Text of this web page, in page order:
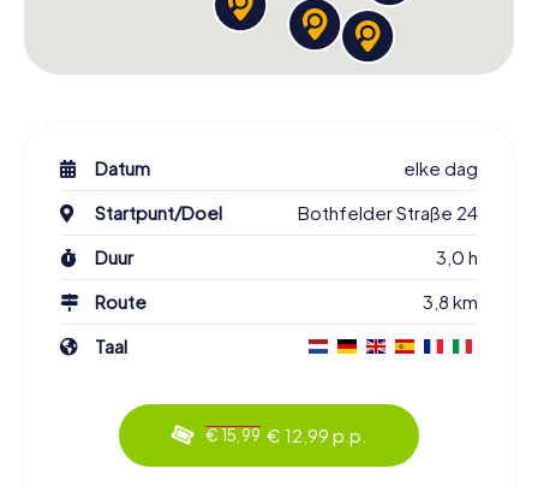
Datum
elke dag
Startpunt/Doel
Bothfelder Straße 24
Duur
3,0 h
Route
3,8 km
Taal
€ 15,99 € 12,99 p.p.